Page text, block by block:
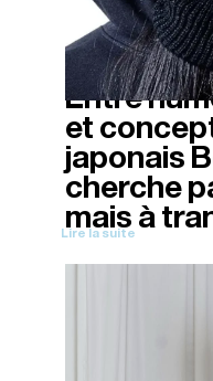
04/04/2026
Entre
et
japonais
cherche
mais à
Lire la suite